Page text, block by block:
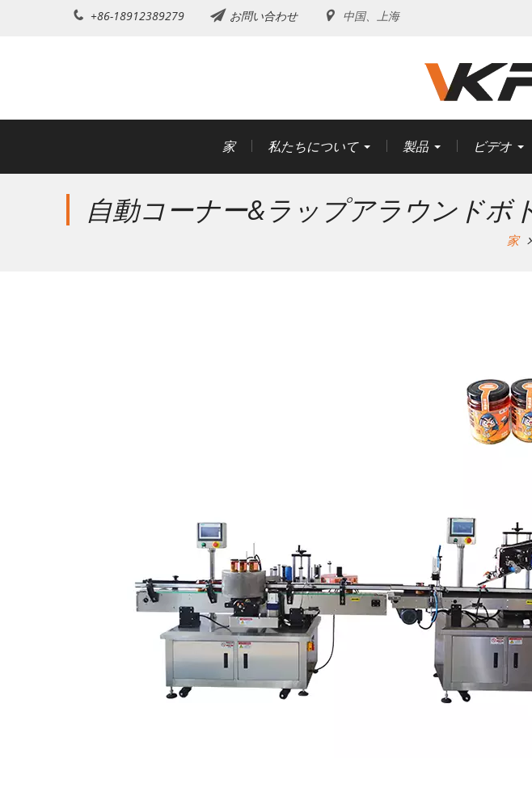
に
+86-18912389279 お問い合わせ 中国、上海
家 私たちについて 製品 ビデオ
自動コーナー&ラップアラウンドボ
家